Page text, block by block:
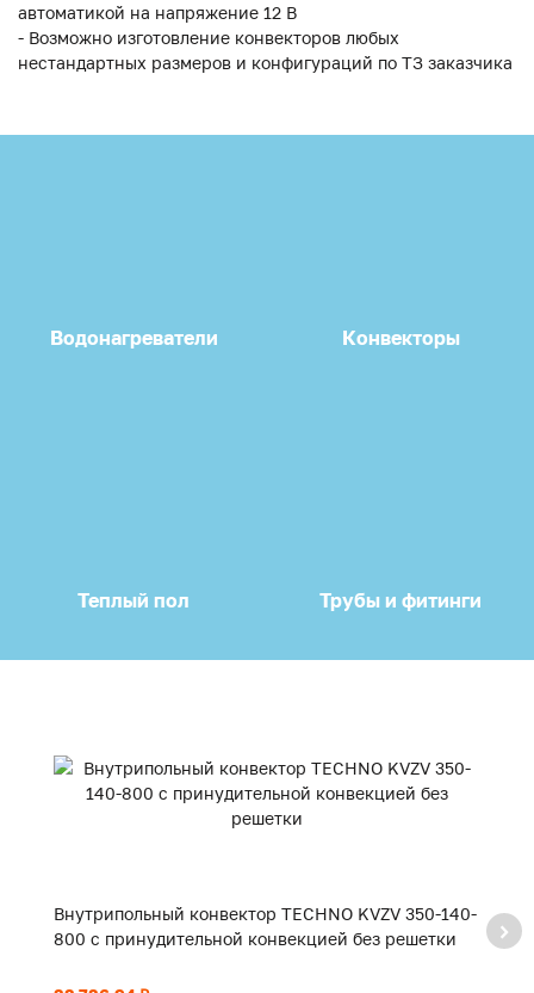
автоматикой на напряжение 12 В
- Возможно изготовление конвекторов любых
нестандартных размеров и конфигураций по ТЗ заказчика
Водонагреватели Конвекторы
Теплый пол Трубы и фитинги
Внутрипольный конвектор TECHNO KVZV 350-140-
800 с принудительной конвекцией без решетки